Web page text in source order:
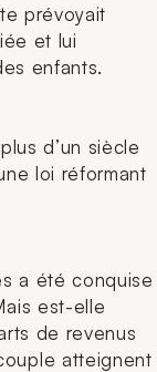
prévoyait
et lui
enfants.
d’un siècle
loi réformant
a été conquise
est-elle
de revenus
atteignent